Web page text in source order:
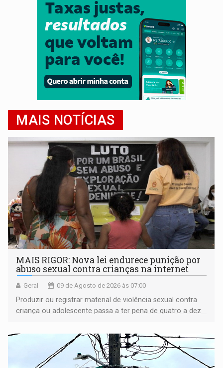
MAIS NOTÍCIAS
MAIS RIGOR: Nova lei endurece punição por
abuso sexual contra crianças na internet
Geral 09 de Agosto de 2026 às 07:00
Produzir ou registrar material de violência sexual contra
criança ou adolescente passa a ter pena de quatro a dez